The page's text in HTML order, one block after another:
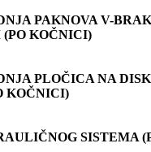
PAKNOVA V-
(PO KOČNICI)
PLOČICA NA DISK
KOČNICI)
ČNOG SISTEMA